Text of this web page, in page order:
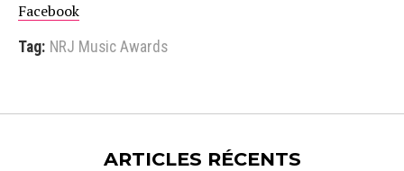
Facebook
Tag: NRJ Music Awards
ARTICLES RÉCENTS